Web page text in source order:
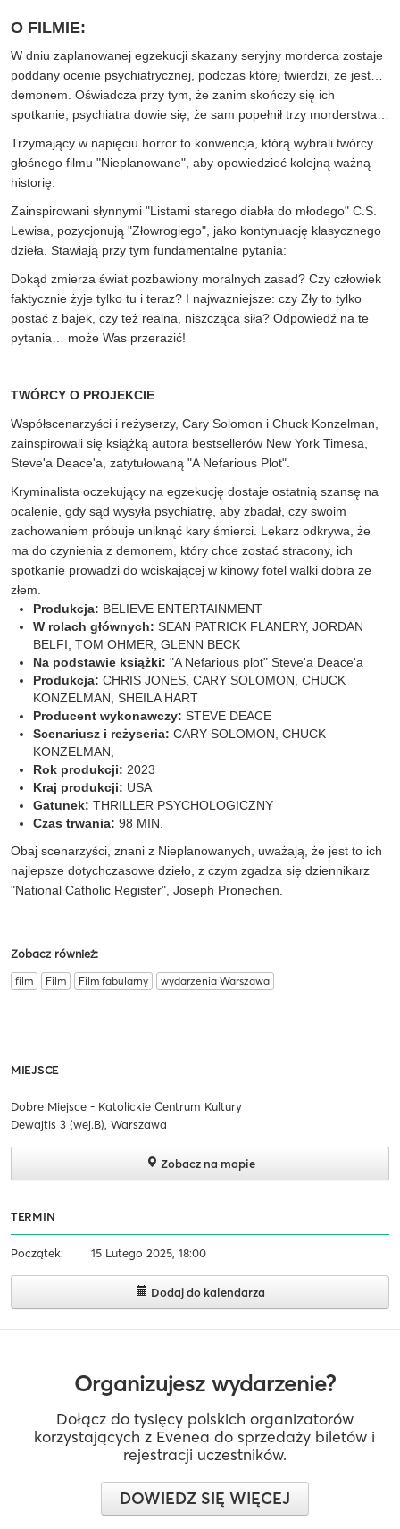
O FILMIE:
W dniu zaplanowanej egzekucji skazany seryjny morderca zostaje
poddany ocenie psychiatrycznej, podczas której twierdzi, że jest…
demonem. Oświadcza przy tym, że zanim skończy się ich
spotkanie, psychiatra dowie się, że sam popełnił trzy morderstwa…
Trzymający w napięciu horror to konwencja, którą wybrali twórcy
głośnego filmu "Nieplanowane", aby opowiedzieć kolejną ważną
historię.
Zainspirowani słynnymi "Listami starego diabła do młodego" C.S.
Lewisa, pozycjonują "Złowrogiego", jako kontynuację klasycznego
dzieła. Stawiają przy tym fundamentalne pytania:
Dokąd zmierza świat pozbawiony moralnych zasad? Czy człowiek
faktycznie żyje tylko tu i teraz? I najważniejsze: czy Zły to tylko
postać z bajek, czy też realna, niszcząca siła? Odpowiedź na te
pytania… może Was przerazić!
TWÓRCY O PROJEKCIE
Współscenarzyści i reżyserzy, Cary Solomon i Chuck Konzelman,
zainspirowali się książką autora bestsellerów New York Timesa,
Steve'a Deace'a, zatytułowaną "A Nefarious Plot".
Kryminalista oczekujący na egzekucję dostaje ostatnią szansę na
ocalenie, gdy sąd wysyła psychiatrę, aby zbadał, czy swoim
zachowaniem próbuje uniknąć kary śmierci. Lekarz odkrywa, że
ma do czynienia z demonem, który chce zostać stracony, ich
spotkanie prowadzi do wciskającej w kinowy fotel walki dobra ze
złem.
Produkcja: BELIEVE ENTERTAINMENT
W rolach głównych: SEAN PATRICK FLANERY, JORDAN
BELFI, TOM OHMER, GLENN BECK
Na podstawie książki: "A Nefarious plot" Steve'a Deace'a
Produkcja: CHRIS JONES, CARY SOLOMON, CHUCK
KONZELMAN, SHEILA HART
Producent wykonawczy: STEVE DEACE
Scenariusz i reżyseria: CARY SOLOMON, CHUCK
KONZELMAN,
Rok produkcji: 2023
Kraj produkcji: USA
Gatunek: THRILLER PSYCHOLOGICZNY
Czas trwania: 98 MIN.
Obaj scenarzyści, znani z Nieplanowanych, uważają, że jest to ich
najlepsze dotychczasowe dzieło, z czym zgadza się dziennikarz
"National Catholic Register", Joseph Pronechen.
Zobacz również:
film Film Film fabularny wydarzenia Warszawa
MIEJSCE
Dobre Miejsce - Katolickie Centrum Kultury
Dewajtis 3 (wej.B), Warszawa
Zobacz na mapie
TERMIN
Początek: 15 Lutego 2025, 18:00
Dodaj do kalendarza
Organizujesz wydarzenie?
Dołącz do tysięcy polskich organizatorów
korzystających z Evenea do sprzedaży biletów i
rejestracji uczestników.
DOWIEDZ SIĘ WIĘCEJ